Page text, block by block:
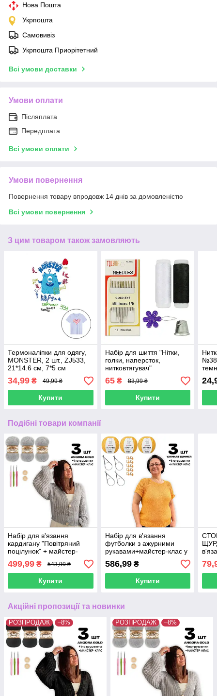
Нова Пошта
Укрпошта
Самовивіз
Укрпошта Приорітетний
Всі умови доставки
Умови оплати
Післяплата
Передплата
Всі умови оплати
Умови повернення
Повернення товару впродовж 14 днів за домовленістю
Всі умови повернення
З цим товаром також замовляють
Термоналіпки для одягу,
MONSTER, 2 шт., ZJ533,
21*14.6 см, 7*5 см
34,99 ₴ 49,99 ₴
Купити
Набір для шиття "Нітки,
голки, наперсток,
нитковтягувач"
65₴ 83,99 ₴
Купити
Подібні товари компанії
Набір для в'язання
кардигану "Повітряний
поцілунок" + майстер-
499,99 ₴ 543,99 ₴
Купити
Набір для в'язання
футболки з ажурними
рукавами+майстер-клас у
подарунок, колір жовтий
586,99₴
Купити
ЩУР,
Акційні пропозиції та новинки
РОЗПРОДАЖ –8% РОЗПРОДАЖ –8%